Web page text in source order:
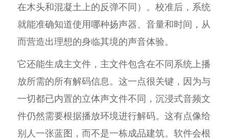
在木头和混凝土上的反弹不同）。校准后，系统
就能准确知道使用哪种扬声器、音量和时间，从
而营造出理想的身临其境的声音体验。
它还能生成主文件，主文件包含在不同系统上播
放所需的所有解码信息。这一点很关键，因为与
一切都已内置的立体声文件不同，沉浸式音频文
件仍然需要根据播放环境进行解码。这有点像给
别人一张蓝图，而不是一栋成品建筑。软件会根